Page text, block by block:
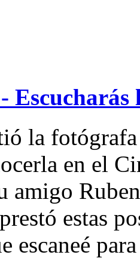
Escucharás
la
en el
amigo
estas
escaneé